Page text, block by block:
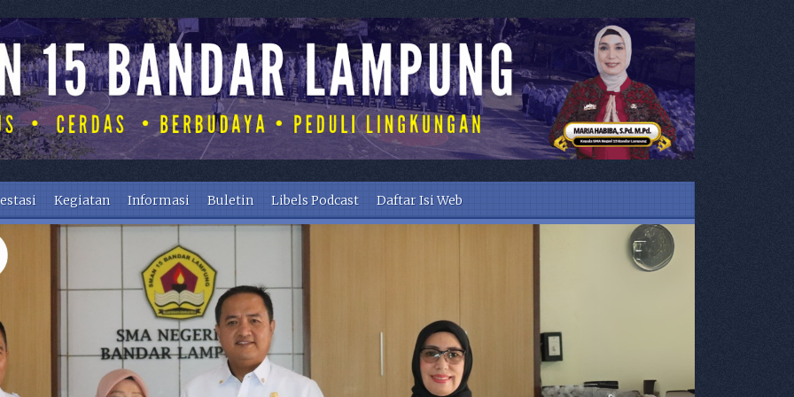
Kegiatan Informasi Buletin Libels Podcast Daftar Isi Web